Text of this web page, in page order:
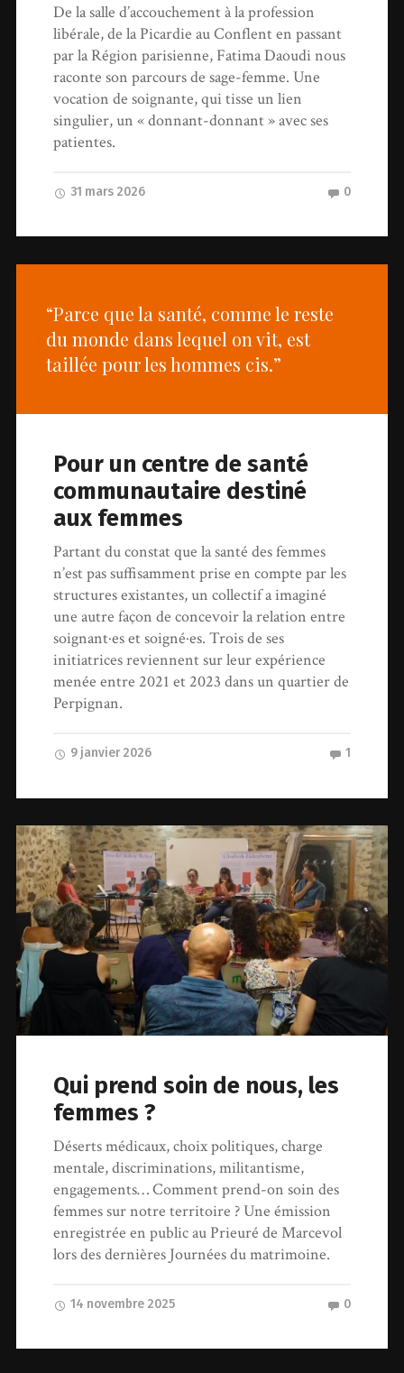
De la salle d’accouchement à la profession
libérale, de la Picardie au Conflent en passant
par la Région parisienne, Fatima Daoudi nous
raconte son parcours de sage-femme. Une
vocation de soignante, qui tisse un lien
singulier, un « donnant-donnant » avec ses
patientes.
31 mars 2026 0
“Parce que la santé, comme le reste
du monde dans lequel on vit, est
taillée pour les hommes cis.”
Pour un centre de santé
communautaire destiné
aux femmes
Partant du constat que la santé des femmes
n’est pas suffisamment prise en compte par les
structures existantes, un collectif a imaginé
une autre façon de concevoir la relation entre
soignant·es et soigné·es. Trois de ses
initiatrices reviennent sur leur expérience
menée entre 2021 et 2023 dans un quartier de
Perpignan.
9 janvier 2026 1
Qui prend soin de nous, les
femmes ?
Déserts médicaux, choix politiques, charge
mentale, discriminations, militantisme,
engagements… Comment prend-on soin des
femmes sur notre territoire ? Une émission
enregistrée en public au Prieuré de Marcevol
lors des dernières Journées du matrimoine.
14 novembre 2025 0